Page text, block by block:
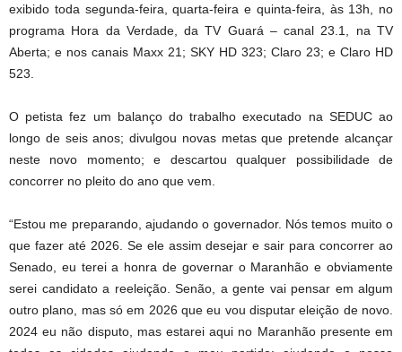
exibido toda segunda-feira, quarta-feira e quinta-feira, às 13h, no
programa Hora da Verdade, da TV Guará – canal 23.1, na TV
Aberta; e nos canais Maxx 21; SKY HD 323; Claro 23; e Claro HD
523.
O petista fez um balanço do trabalho executado na SEDUC ao
longo de seis anos; divulgou novas metas que pretende alcançar
neste novo momento; e descartou qualquer possibilidade de
concorrer no pleito do ano que vem.
“Estou me preparando, ajudando o governador. Nós temos muito o
que fazer até 2026. Se ele assim desejar e sair para concorrer ao
Senado, eu terei a honra de governar o Maranhão e obviamente
serei candidato a reeleição. Senão, a gente vai pensar em algum
outro plano, mas só em 2026 que eu vou disputar eleição de novo.
2024 eu não disputo, mas estarei aqui no Maranhão presente em